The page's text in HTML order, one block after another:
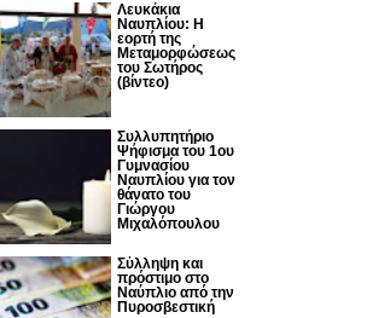
Λευκάκια
Ναυπλίου: Η
εορτή της
Μεταμορφώσεως
του Σωτήρος
(βίντεο)
Συλλυπητήριο
Ψήφισμα του 1ου
Γυμνασίου
Ναυπλίου για τον
θάνατο του
Γιώργου
Μιχαλόπουλου
Σύλληψη και
πρόστιμο στο
Ναύπλιο από την
Πυροσβεστική